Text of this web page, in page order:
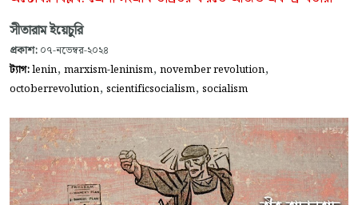
সীতারাম ইয়েচুরি
প্রকাশ: ০৭-নভেম্বর-২০২৪
ট্যাগ:lenin, marxism-leninism, november revolution,
octoberrevolution, scientificsocialism, socialism